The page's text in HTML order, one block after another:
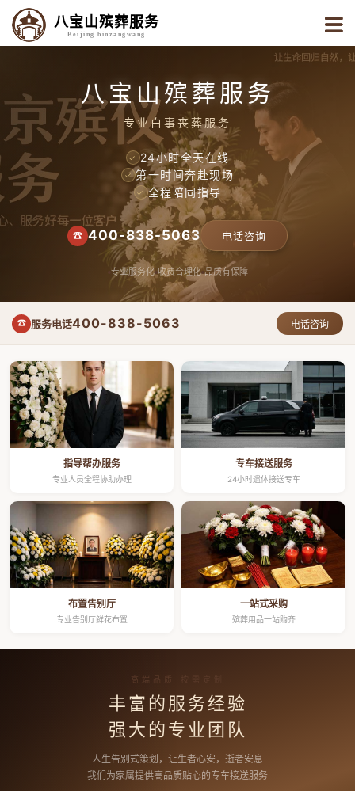
八宝山殡葬服务
Beijing binzangwang
八宝山殡葬服务
专业白事丧葬服务
✓ 24小时全天在线
✓ 第一时间奔赴现场
✓ 全程陪同指导
☎ 400-838-5063 电话咨询
专业服务化 收费合理化 品质有保障
☎ 服务电话400-838-5063 电话咨询
指导帮办服务
专业人员全程协助办理
专车接送服务
24小时遗体接送专车
布置告别厅
专业告别厅鲜花布置
一站式采购
殡葬用品一站购齐
高端品质 按需定制
丰富的服务经验
强大的专业团队
人生告别式策划，让生者心安，逝者安息
我们为家属提供高品质贴心的专车接送服务